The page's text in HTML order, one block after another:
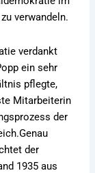
verwandeln.
verdankt
ein sehr
pflegte,
Mitarbeiterin
der
der
1935 aus